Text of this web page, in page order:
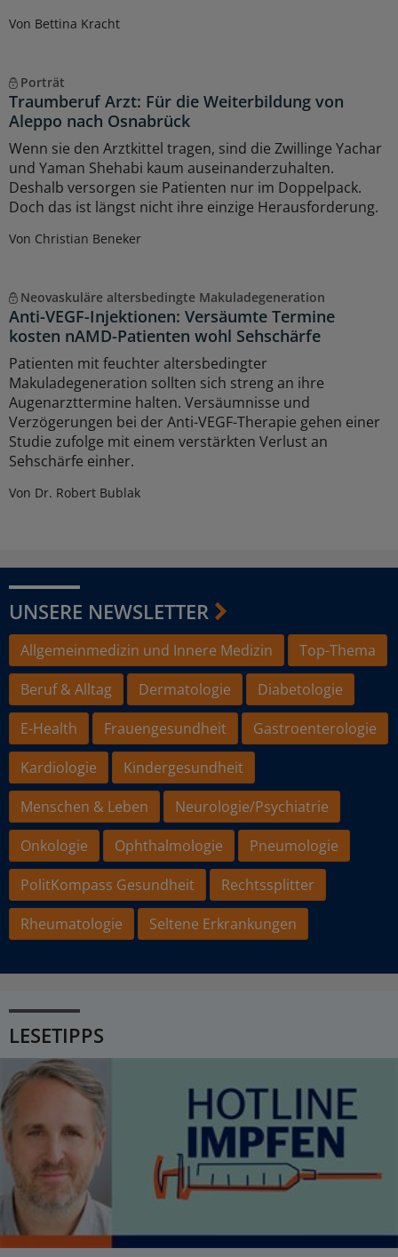
Von Bettina Kracht
Porträt
Traumberuf Arzt: Für die Weiterbildung von
Aleppo nach Osnabrück
Wenn sie den Arztkittel tragen, sind die Zwillinge Yachar
und Yaman Shehabi kaum auseinanderzuhalten.
Deshalb versorgen sie Patienten nur im Doppelpack.
Doch das ist längst nicht ihre einzige Herausforderung.
Von Christian Beneker
Neovaskuläre altersbedingte Makuladegeneration
Anti-VEGF-Injektionen: Versäumte Termine
kosten nAMD-Patienten wohl Sehschärfe
Patienten mit feuchter altersbedingter
Makuladegeneration sollten sich streng an ihre
Augenarzttermine halten. Versäumnisse und
Verzögerungen bei der Anti-VEGF-Therapie gehen einer
Studie zufolge mit einem verstärkten Verlust an
Sehschärfe einher.
Von Dr. Robert Bublak
UNSERE NEWSLETTER
Allgemeinmedizin und Innere Medizin
Top-Thema
Beruf & Alltag
Dermatologie
Diabetologie
E-Health
Frauengesundheit
Gastroenterologie
Kardiologie
Kindergesundheit
Menschen & Leben
Neurologie/Psychiatrie
Onkologie
Ophthalmologie
Pneumologie
PolitKompass Gesundheit
Rechtssplitter
Rheumatologie
Seltene Erkrankungen
LESETIPPS